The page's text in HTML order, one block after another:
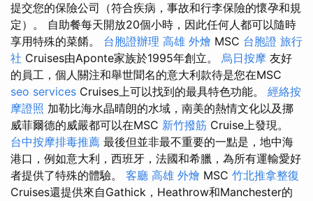
提交您的保險公司（符合疾病，事故和行李保險的懷孕和規
定）。 自助餐每天開放20個小時，因此任何人都可以隨時
享用特殊的菜餚。 台胞證辦理 高雄 外燴 MSC 台胞證 旅行
社 Cruises由Aponte家族於1995年創立。 烏日按摩 友好
的員工，個人關注和舉世聞名的意大利款待是您在MSC
seo services Cruises上可以找到的最具特色功能。 經絡按
摩證照 加勒比海水晶晴朗的水域，南美的熱情文化以及挪
威菲爾德的威嚴都可以在MSC 新竹撥筋 Cruise上發現。
台中按摩排毒推薦 最後但並非最不重要的一點是，地中海
港口，例如意大利，西班牙，法國和希臘，為所有運輸愛好
者提供了特殊的體驗。 客廳 高雄 外燴 MSC 竹北推拿整復
Cruises還提供來自Gathick，Heathrow和Manchester的